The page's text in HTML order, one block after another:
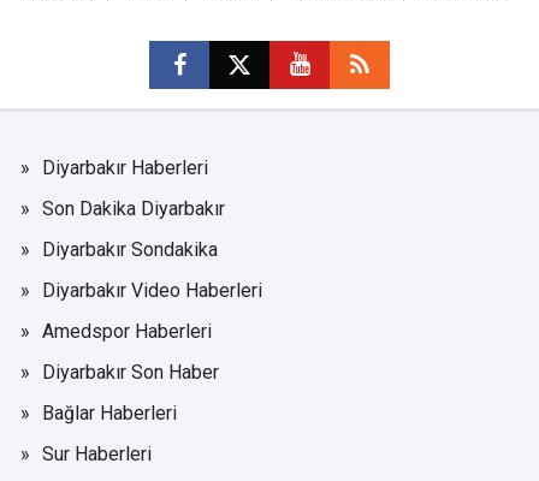
Diyarbakır Haberleri
Son Dakika Diyarbakır
Diyarbakır Sondakika
Diyarbakır Video Haberleri
Amedspor Haberleri
Diyarbakır Son Haber
Bağlar Haberleri
Sur Haberleri